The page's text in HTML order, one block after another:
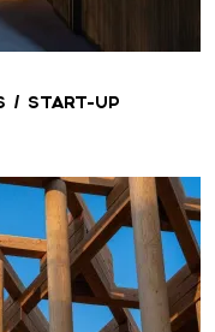
/ START-UP